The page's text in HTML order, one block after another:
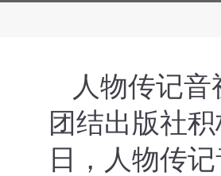
人物传记
团结出版社
日，人物传